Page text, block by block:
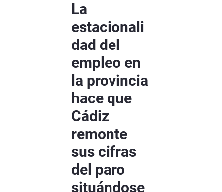
La
estacionali
dad del
empleo en
la provincia
hace que
Cádiz
remonte
sus cifras
del paro
situándose